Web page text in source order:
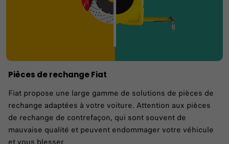
Pièces de rechange Fiat
Fiat propose une large gamme de solutions de pièces de
rechange adaptées à votre voiture. Attention aux pièces
de rechange de contrefaçon, qui sont souvent de
mauvaise qualité et peuvent endommager votre véhicule